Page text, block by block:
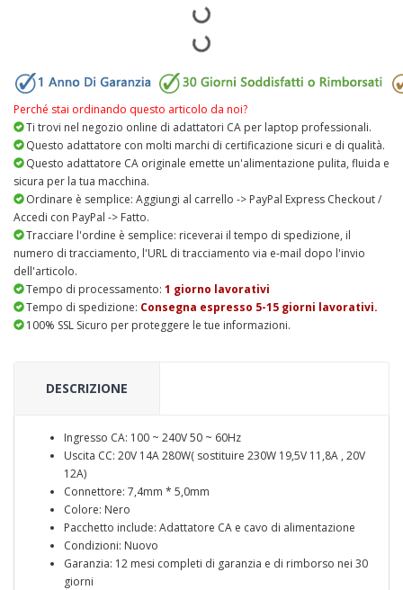
Perché stai ordinando questo articolo da noi?
Ti trovi nel negozio online di adattatori CA per laptop professionali.
Questo adattatore con molti marchi di certificazione sicuri e di qualità.
Questo adattatore CA originale emette un'alimentazione pulita, fluida e
sicura per la tua macchina.
Ordinare è semplice: Aggiungi al carrello -> PayPal Express Checkout /
Accedi con PayPal -> Fatto.
Tracciare l'ordine è semplice: riceverai il tempo di spedizione, il
numero di tracciamento, l'URL di tracciamento via e-mail dopo l'invio
dell'articolo.
Tempo di processamento: 1 giorno lavorativi
Tempo di spedizione: Consegna espresso 5-15 giorni lavorativi.
100% SSL Sicuro per proteggere le tue informazioni.
DESCRIZIONE
Ingresso CA: 100 ~ 240V 50 ~ 60Hz
Uscita CC: 20V 14A 280W( sostituire 230W 19,5V 11,8A , 20V
12A)
Connettore: 7,4mm * 5,0mm
Colore: Nero
Pacchetto include: Adattatore CA e cavo di alimentazione
Condizioni: Nuovo
Garanzia: 12 mesi completi di garanzia e di rimborso nei 30
giorni